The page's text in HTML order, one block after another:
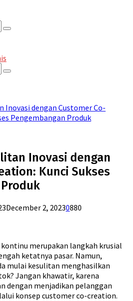
Search
Search
Inovasi dengan Customer Co-
Pengembangan Produk
Inovasi dengan
Kunci Sukses
December 2, 20230880
kontinu merupakan langkah krusial
ketatnya pasar. Namun,
mulai kesulitan menghasilkan
Jangan khawatir, karena
dengan menjadikan pelanggan
konsep customer co-creation.